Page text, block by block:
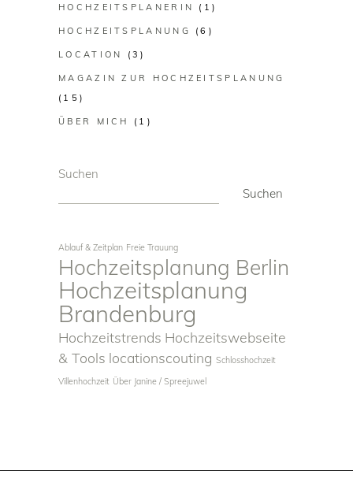
HOCHZEITSPLANERIN (1)
HOCHZEITSPLANUNG (6)
LOCATION (3)
MAGAZIN ZUR HOCHZEITSPLANUNG
(15)
ÜBER MICH (1)
Suchen
Suchen
Ablauf & Zeitplan Freie Trauung
Hochzeitsplanung Berlin
Hochzeitsplanung
Brandenburg
Hochzeitstrends Hochzeitswebseite
& Tools locationscouting Schlosshochzeit
Villenhochzeit Über Janine / Spreejuwel